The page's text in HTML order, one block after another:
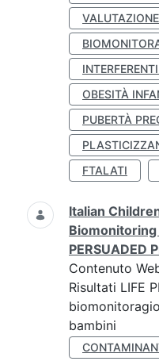
OBESITÀ
PUBERTÀ
FTALATI
Italian
Biomonitoring
PERSUADED
Contenuto
Risultati LIFE
bambini